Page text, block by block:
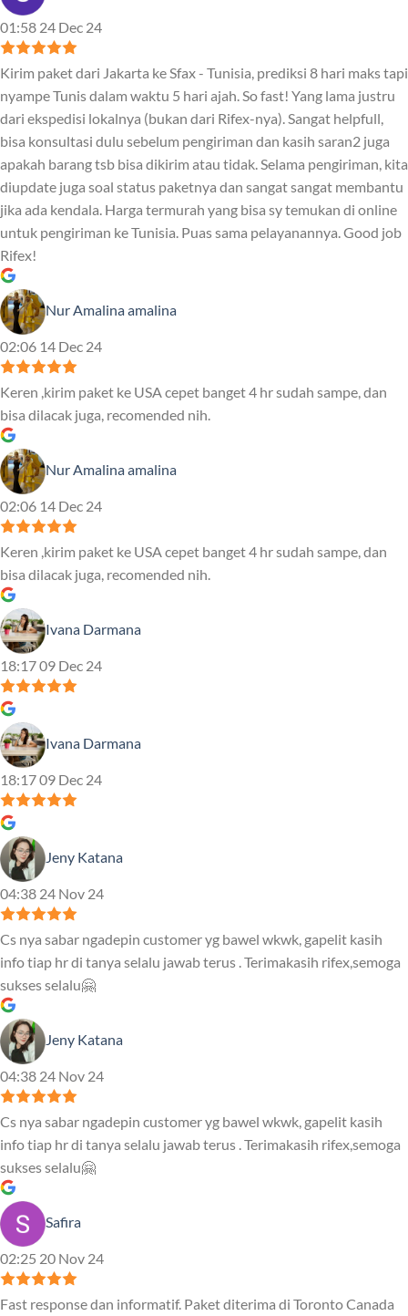
01:58 24 Dec 24
Kirim paket dari Jakarta ke Sfax - Tunisia, prediksi 8 hari maks tapi
nyampe Tunis dalam waktu 5 hari ajah. So fast! Yang lama justru
dari ekspedisi lokalnya (bukan dari Rifex-nya). Sangat helpfull,
bisa konsultasi dulu sebelum pengiriman dan kasih saran2 juga
apakah barang tsb bisa dikirim atau tidak. Selama pengiriman, kita
diupdate juga soal status paketnya dan sangat sangat membantu
jika ada kendala. Harga termurah yang bisa sy temukan di online
untuk pengiriman ke Tunisia. Puas sama pelayanannya. Good job
Rifex!
Nur Amalina amalina
02:06 14 Dec 24
Keren ,kirim paket ke USA cepet banget 4 hr sudah sampe, dan
bisa dilacak juga, recomended nih.
Nur Amalina amalina
02:06 14 Dec 24
Keren ,kirim paket ke USA cepet banget 4 hr sudah sampe, dan
bisa dilacak juga, recomended nih.
Ivana Darmana
18:17 09 Dec 24
Ivana Darmana
18:17 09 Dec 24
Jeny Katana
04:38 24 Nov 24
Cs nya sabar ngadepin customer yg bawel wkwk, gapelit kasih
info tiap hr di tanya selalu jawab terus . Terimakasih rifex,semoga
sukses selalu🤗
Jeny Katana
04:38 24 Nov 24
Cs nya sabar ngadepin customer yg bawel wkwk, gapelit kasih
info tiap hr di tanya selalu jawab terus . Terimakasih rifex,semoga
sukses selalu🤗
Safira
02:25 20 Nov 24
Fast response dan informatif. Paket diterima di Toronto Canada